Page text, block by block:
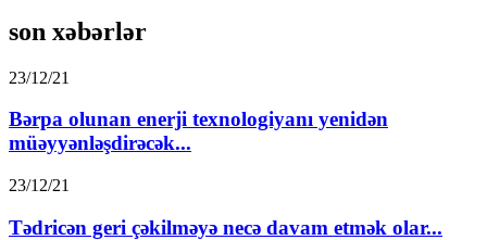
son xəbərlər
23/12/21
Bərpa olunan enerji texnologiyanı yenidən
müəyyənləşdirəcək...
23/12/21
Tədricən geri çəkilməyə necə davam etmək olar...